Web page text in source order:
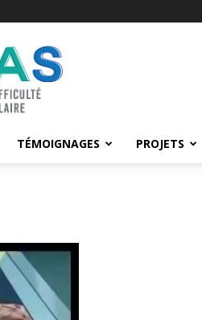
TÉMOIGNAGES PROJETS